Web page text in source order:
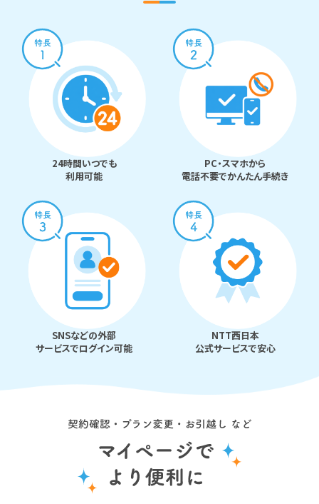
24時間いつでも
利用可能
PC・スマホから
電話不要でかんたん手続き
SNSなどの外部
サービスでログイン可能
NTT西日本
公式サービスで安心